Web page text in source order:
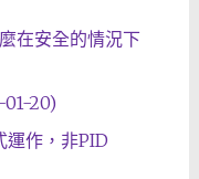
在安全的情況下
01-20)
作，非PID